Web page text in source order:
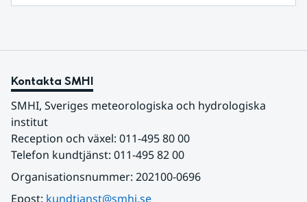
Kontakta SMHI
SMHI, Sveriges meteorologiska och hydrologiska
institut
Reception och växel: 011-495 80 00
Telefon kundtjänst: 011-495 82 00
Organisationsnummer: 202100-0696
Epost: kundtjanst@smhi.se